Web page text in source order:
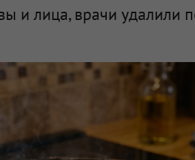
и лица, врачи удалили